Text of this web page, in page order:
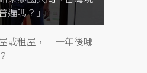
遍嗎？」
或租屋，二十年後哪